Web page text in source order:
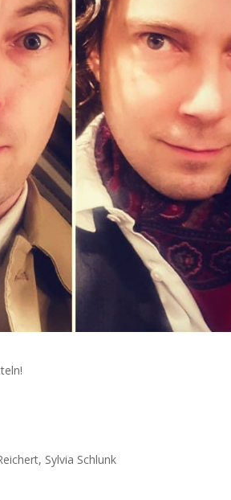
Sylvia Schlunk